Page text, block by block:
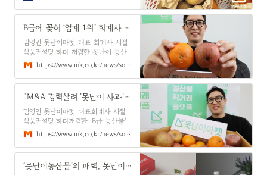
B급에 꽂혀 ‘업계 1위’ 회계사 관둬…“창업 1년만에 11배 키웠죠” - 매일경제
김영민 못난이마켓 대표 회계사 시절
식품컨설팅 하다 저렴한 못난이 농산
물 재발견 퇴사후 직거래 플랫폼 만들
어 1년새 누적 다운로드 13만건 300
여개 중소농가 판로 제공
https://www.mk.co.kr/news/society/10918358
"M&A 경력살려 '못난이 사과' 장터 차렸죠" - 매일경제
김영민 못난이마켓 대표회계사 시절
식품컨설팅 하다저렴한 'B급 농산물'
재발견퇴사 후 직거래 플랫폼 창업1년
새 누적 다운로드 13만건300여개 중
소농가 판로 제공
https://www.mk.co.kr/news/society/10918127
‘못난이농산물’의 매력, 못난이마켓이 선보이는 12월 못난이 상생 프로젝트